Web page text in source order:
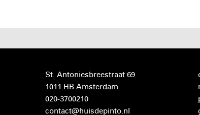
St. Antoniesbreestraat 69
1011 HB Amsterdam
020-3700210
contact@huisdepinto.nl